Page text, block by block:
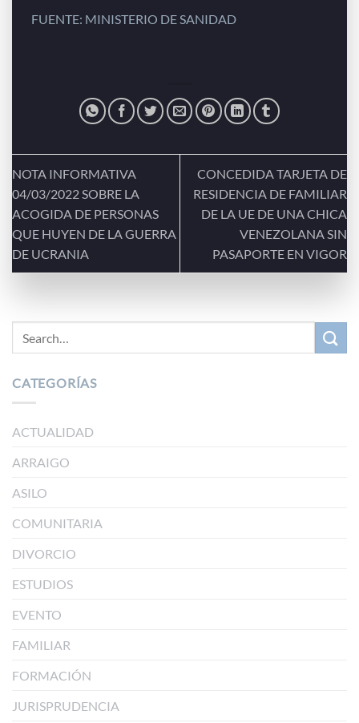
FUENTE: MINISTERIO DE SANIDAD
NOTA INFORMATIVA
04/03/2022 SOBRE LA
ACOGIDA DE PERSONAS
QUE HUYEN DE LA GUERRA
DE UCRANIA
CONCEDIDA TARJETA DE
RESIDENCIA DE FAMILIAR
DE LA UE DE UNA CHICA
VENEZOLANA SIN
PASAPORTE EN VIGOR
CATEGORÍAS
ACTUALIDAD
ARRAIGO
ASILO
COMUNITARIA
DIVORCIO
ESTUDIOS
EVENTO
FAMILIAR
FORMACIÓN
JURISPRUDENCIA